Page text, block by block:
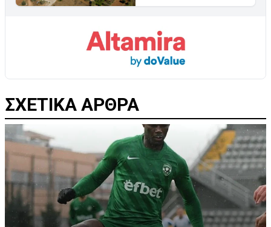
ΣΧΕΤΙΚΑ ΑΡΘΡΑ